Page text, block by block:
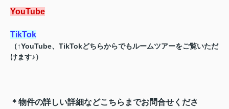
YouTube
TikTok
（↑YouTube、TikTokどちらからでもルームツアーをご覧いただ
けます♪）
＊物件の詳しい詳細などこちらまでお問合せくださ